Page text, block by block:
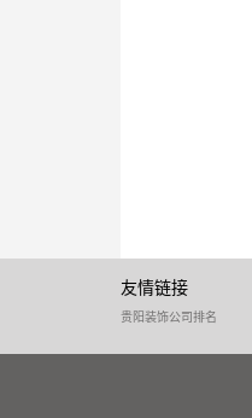
友情链接
贵阳装饰公司排名